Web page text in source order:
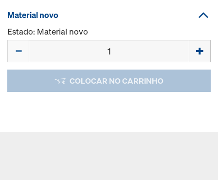
Material novo
Estado: Material novo
COLOCAR NO CARRINHO